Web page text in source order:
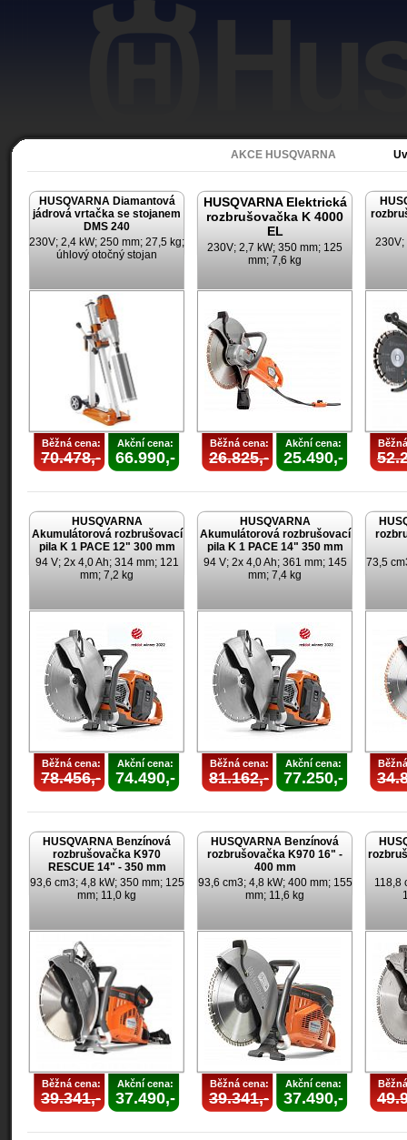
AKCE HUSQVARNA
HUSQVARNA Diamantová
jádrová vrtačka se stojanem
DMS 240
230V; 2,4 kW; 250 mm; 27,5 kg;
úhlový otočný stojan
Běžná cena:
70.478,-
Akční cena:
66.990,-
HUSQVARNA Elektrická
rozbrušovačka K 4000
EL
230V; 2,7 kW; 350 mm; 125
mm; 7,6 kg
Běžná cena:
26.825,-
Akční cena:
25.490,-
230V;
HUSQVARNA
Akumulátorová rozbrušovací
pila K 1 PACE 12" 300 mm
94 V; 2x 4,0 Ah; 314 mm; 121
mm; 7,2 kg
Běžná cena:
78.456,-
Akční cena:
74.490,-
HUSQVARNA
Akumulátorová rozbrušovací
pila K 1 PACE 14" 350 mm
94 V; 2x 4,0 Ah; 361 mm; 145
mm; 7,4 kg
Běžná cena:
81.162,-
Akční cena:
77.250,-
73,5
HUSQVARNA Benzínová
rozbrušovačka K970
RESCUE 14" - 350 mm
93,6 cm3; 4,8 kW; 350 mm; 125
mm; 11,0 kg
Běžná cena:
39.341,-
Akční cena:
37.490,-
HUSQVARNA Benzínová
rozbrušovačka K970 16" -
400 mm
93,6 cm3; 4,8 kW; 400 mm; 155
mm; 11,6 kg
Běžná cena:
39.341,-
Akční cena:
37.490,-
118,8